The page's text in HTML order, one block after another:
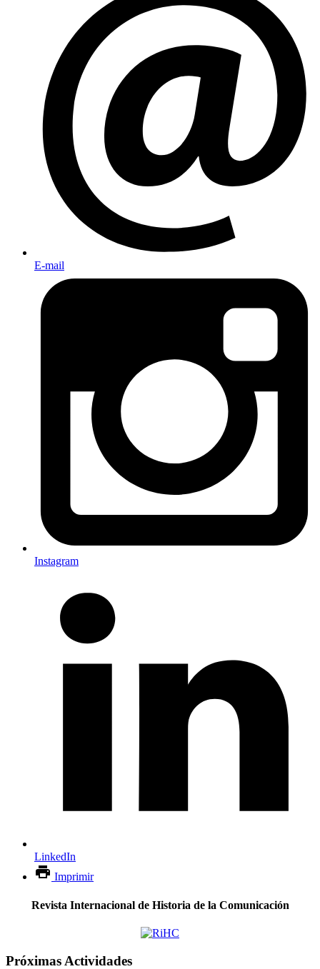
E-mail
Instagram
LinkedIn
Imprimir
Revista Internacional de Historia de la Comunicación
Próximas Actividades